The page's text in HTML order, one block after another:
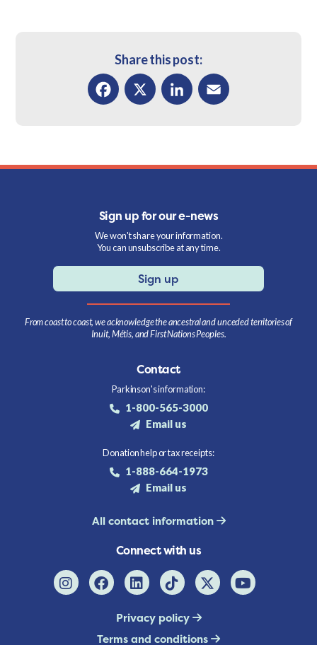
Share this post:
Sign up for our e-news
We won't share your information.
You can unsubscribe at any time.
Sign up
From coast to coast, we acknowledge the ancestral and unceded territories of
Inuit, Métis, and First Nations Peoples.
Contact
Parkinson's information:
1-800-565-3000
Email us
Donation help or tax receipts:
1-888-664-1973
Email us
All contact information
Connect with us
Privacy policy
Terms and conditions